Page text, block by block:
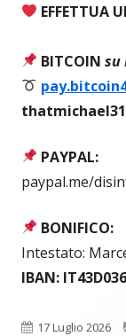
EFFETTUA
BITCOIN su
PAYPAL:
paypal.me/
BONIFICO:
Intestato:
IBAN:
Pubblicato
17 Luglio 2026